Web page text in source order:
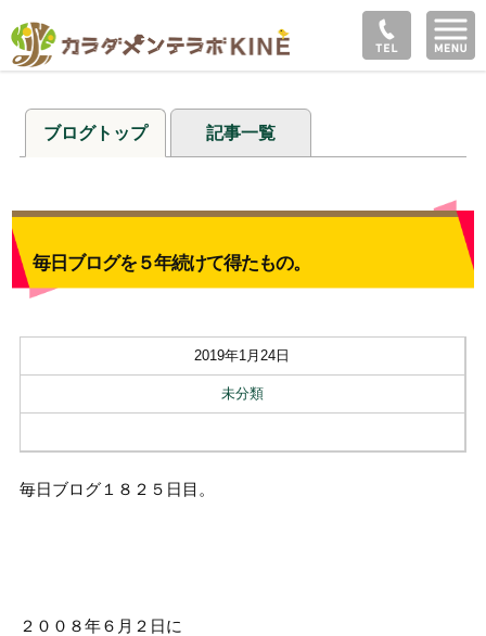
ブログトップ 記事一覧
毎日ブログを５年続けて得たもの。
2019年1月24日
未分類
毎日ブログ１８２５日目。
２００８年６月２日に